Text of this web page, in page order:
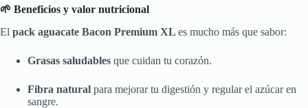
🌱 Beneficios y valor nutricional
El pack aguacate Bacon Premium XL es mucho más que sabor:
Grasas saludables que cuidan tu corazón.
Fibra natural para mejorar tu digestión y regular el azúcar en
sangre.